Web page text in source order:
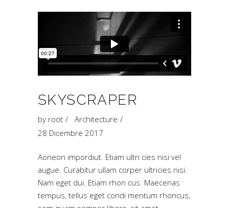
SKYSCRAPER
by root
Architecture
28 Dicembre 2017
Aoneon impordiut. Etiam ultri cies nisi vel
augue. Curabitur ullam corper ultricies nisi.
Nam eget dui. Etiam rhon cus. Maecenas
tempus, tellus eget condi mentum rhoncus,